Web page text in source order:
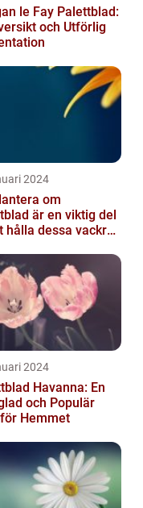
le Fay Palettblad:
och Utförlig
2024
om
är en viktig del
hålla dessa vackra
2024
Havanna: En
och Populär
Hemmet